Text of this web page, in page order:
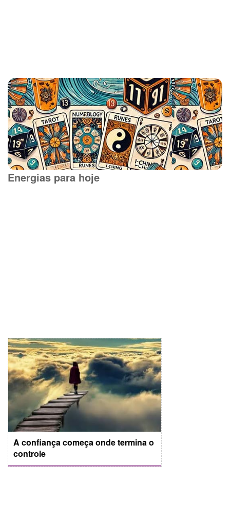
Energias para hoje
A confiança começa onde termina o
controle